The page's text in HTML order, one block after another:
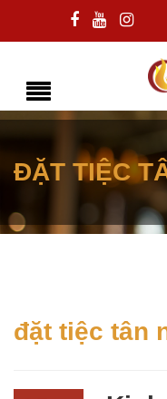
ĐẶT TIỆC
đặt tiệc tân